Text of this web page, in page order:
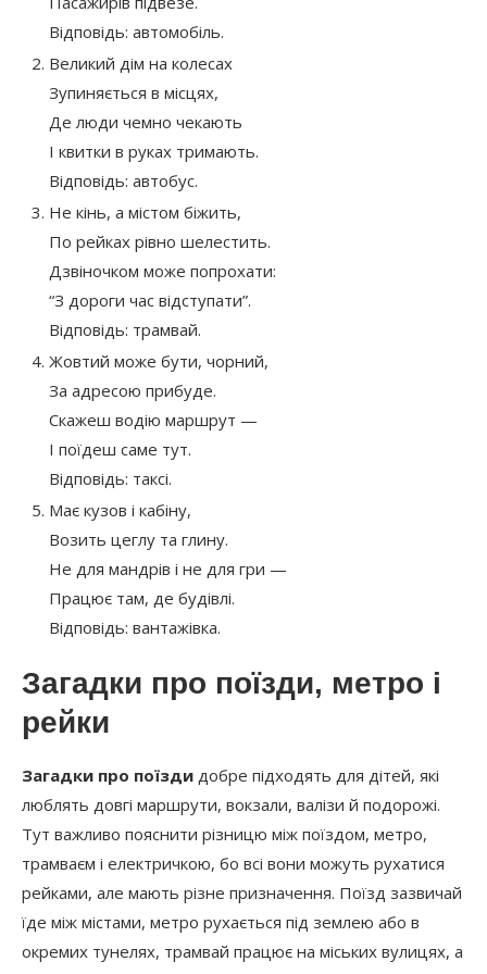
Відповідь: автомобіль.
Великий дім на колесах
Зупиняється в місцях,
Де люди чемно чекають
І квитки в руках тримають.
Відповідь: автобус.
Не кінь, а містом біжить,
По рейках рівно шелестить.
Дзвіночком може попрохати:
“З дороги час відступати”.
Відповідь: трамвай.
Жовтий може бути, чорний,
За адресою прибуде.
Скажеш водію маршрут —
І поїдеш саме тут.
Відповідь: таксі.
Має кузов і кабіну,
Возить цеглу та глину.
Не для мандрів і не для гри —
Працює там, де будівлі.
Відповідь: вантажівка.
Загадки про поїзди, метро і
рейки
Загадки про поїзди добре підходять для дітей, які
люблять довгі маршрути, вокзали, валізи й подорожі.
Тут важливо пояснити різницю між поїздом, метро,
трамваєм і електричкою, бо всі вони можуть рухатися
рейками, але мають різне призначення. Поїзд зазвичай
їде між містами, метро рухається під землею або в
окремих тунелях, трамвай працює на міських вулицях, а